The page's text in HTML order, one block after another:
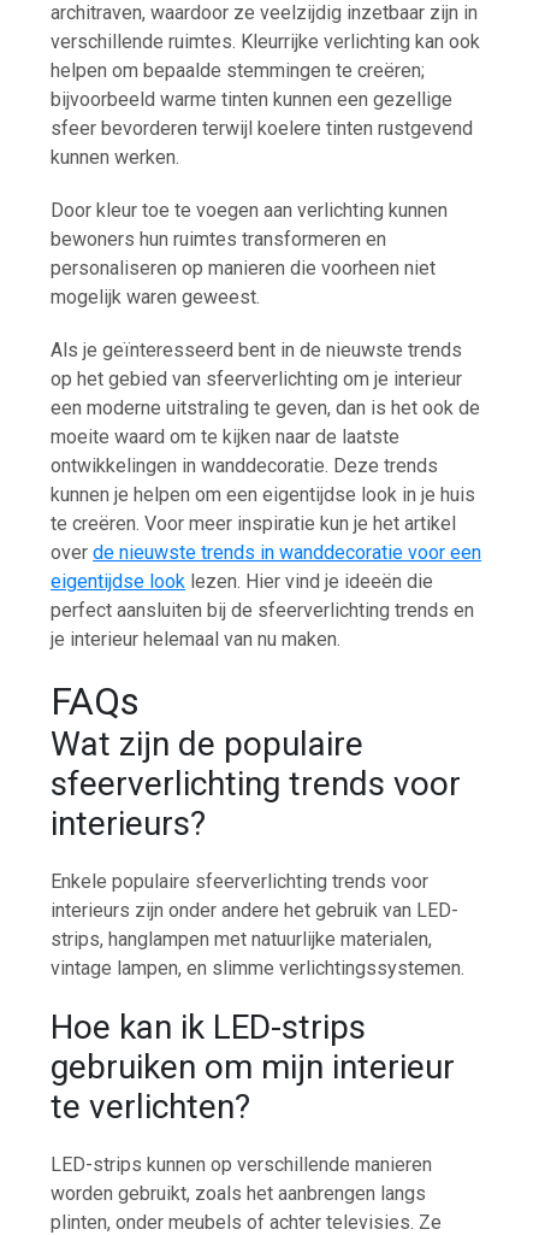
architraven, waardoor ze veelzijdig inzetbaar zijn in
verschillende ruimtes. Kleurrijke verlichting kan ook
helpen om bepaalde stemmingen te creëren;
bijvoorbeeld warme tinten kunnen een gezellige
sfeer bevorderen terwijl koelere tinten rustgevend
kunnen werken.
Door kleur toe te voegen aan verlichting kunnen
bewoners hun ruimtes transformeren en
personaliseren op manieren die voorheen niet
mogelijk waren geweest.
Als je geïnteresseerd bent in de nieuwste trends
op het gebied van sfeerverlichting om je interieur
een moderne uitstraling te geven, dan is het ook de
moeite waard om te kijken naar de laatste
ontwikkelingen in wanddecoratie. Deze trends
kunnen je helpen om een eigentijdse look in je huis
te creëren. Voor meer inspiratie kun je het artikel
overde nieuwste trends in wanddecoratie voor een
eigentijdse look lezen. Hier vind je ideeën die
perfect aansluiten bij de sfeerverlichting trends en
je interieur helemaal van nu maken.
FAQs
Wat zijn de populaire
sfeerverlichting trends voor
interieurs?
Enkele populaire sfeerverlichting trends voor
interieurs zijn onder andere het gebruik van LED-
strips, hanglampen met natuurlijke materialen,
vintage lampen, en slimme verlichtingssystemen.
Hoe kan ik LED-strips
gebruiken om mijn interieur
te verlichten?
LED-strips kunnen op verschillende manieren
worden gebruikt, zoals het aanbrengen langs
plinten, onder meubels of achter televisies. Ze